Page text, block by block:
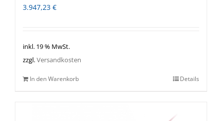
3.947,23 €
inkl. 19 % MwSt.
zzgl.Versandkosten
In den Warenkorb Details